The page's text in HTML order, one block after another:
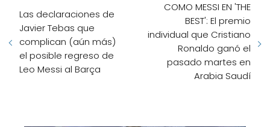
Las declaraciones de
Javier Tebas que
complican (aún más)
el posible regreso de
Leo Messi al Barça
COMO MESSI EN 'THE
BEST': El premio
individual que Cristiano
Ronaldo ganó el
pasado martes en
Arabia Saudí